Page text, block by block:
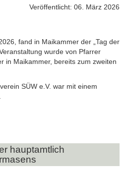
Veröffentlicht: 06. März 2026
fand in Maikammer der „Tag der
wurde von Pfarrer
in Maikammer, bereits zum zweiten
SÜW e.V. war mit einem
hauptamtlich